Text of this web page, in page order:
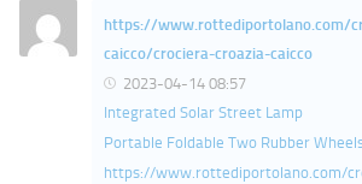
https://www.rottediportolano.com/
caicco/crociera-croazia-caicco
2023-04-14 08:57
Integrated Solar Street Lamp
Portable Foldable Two Rubber
https://www.rottediportolano.com/